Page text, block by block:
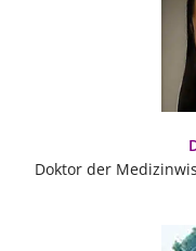
Doktor der